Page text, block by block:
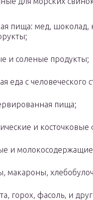
пища: мед, шоколад,
и соленые продукты;
еда с человеческого
пища;
и
и
макароны,
горох, фасоль, и